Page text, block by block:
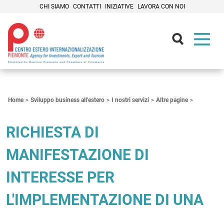
CHI SIAMO CONTATTI INIZIATIVE LAVORA CON NOI
Home Sviluppo business all'estero I nostri servizi Altre pagine
RICHIESTA DI
MANIFESTAZIONE DI
INTERESSE PER
L'IMPLEMENTAZIONE DI UNA